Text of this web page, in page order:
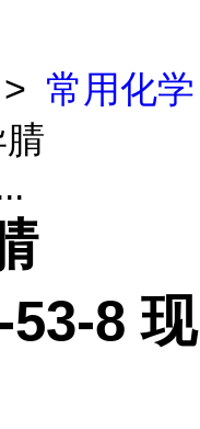
> 常用化学
8 现